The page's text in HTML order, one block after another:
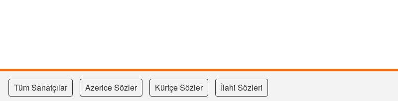
Tüm Sanatçılar Azerice Sözler Kürtçe Sözler İlahi Sözleri